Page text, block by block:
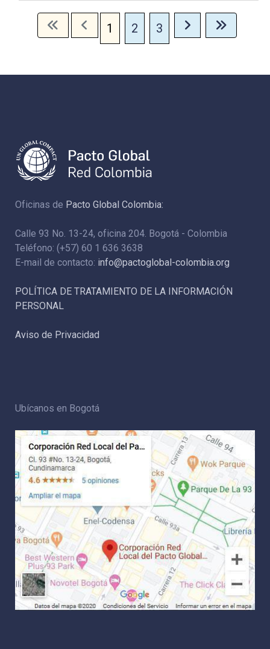
1 2 3
Oficinas de Pacto Global Colombia:
Calle 93 No. 13-24, oficina 204. Bogotá - Colombia
Teléfono: (+57) 60 1 636 3638
E-mail de contacto: info@pactoglobal-colombia.org
POLÍTICA DE TRATAMIENTO DE LA INFORMACIÓN
PERSONAL
Aviso de Privacidad
Ubícanos en Bogotá